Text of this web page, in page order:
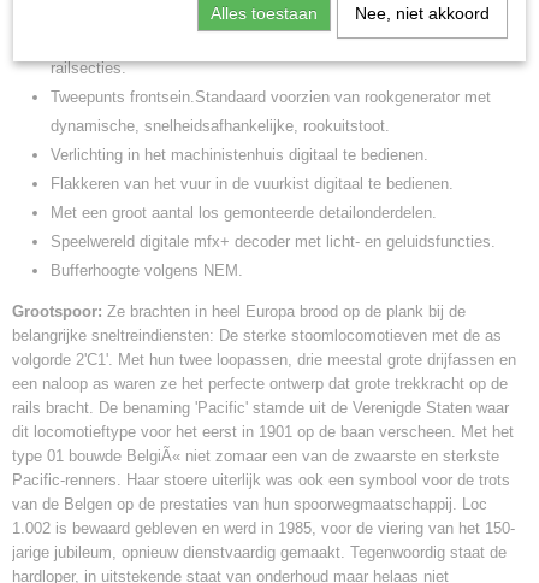
Met voorbeeldgetrouwe uiterlijke veranderingen aan de ketel.Met
buffercondensator voor het overbruggen van korte stroomloze
railsecties.
Tweepunts frontsein.Standaard voorzien van rookgenerator met
dynamische, snelheidsafhankelijke, rookuitstoot.
Verlichting in het machinistenhuis digitaal te bedienen.
Flakkeren van het vuur in de vuurkist digitaal te bedienen.
Met een groot aantal los gemonteerde detailonderdelen.
Speelwereld digitale mfx+ decoder met licht- en geluidsfuncties.
Bufferhoogte volgens NEM.
Grootspoor: Ze brachten in heel Europa brood op de plank bij de
belangrijke sneltreindiensten: De sterke stoomlocomotieven met de as
volgorde 2'C1'. Met hun twee loopassen, drie meestal grote drijfassen en
een naloop as waren ze het perfecte ontwerp dat grote trekkracht op de
rails bracht. De benaming 'Pacific' stamde uit de Verenigde Staten waar
dit locomotieftype voor het eerst in 1901 op de baan verscheen. Met het
type 01 bouwde BelgiÃ« niet zomaar een van de zwaarste en sterkste
Pacific-renners. Haar stoere uiterlijk was ook een symbool voor de trots
van de Belgen op de prestaties van hun spoorwegmaatschappij. Loc
1.002 is bewaard gebleven en werd in 1985, voor de viering van het 150-
jarige jubileum, opnieuw dienstvaardig gemaakt. Tegenwoordig staat de
hardloper, in uitstekende staat van onderhoud maar helaas niet
Alles toestaan Nee, niet akkoord